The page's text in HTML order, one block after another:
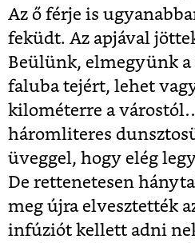
Az ő férje is
feküdt. Az apjával
Beülünk, elmegyünk a
faluba tejért, lehet
kilométerre a
háromliteres
üveggel, hogy elég
De rettenetesen
meg újra elvesztették
infúziót kellett adni